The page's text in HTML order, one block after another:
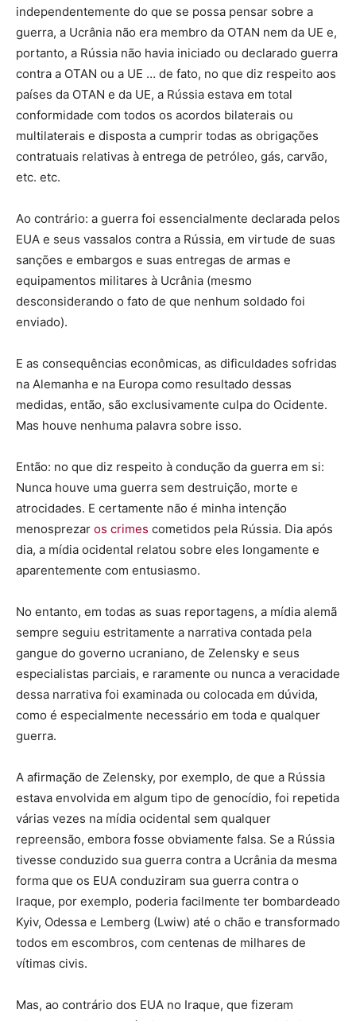
independentemente do que se possa pensar sobre a
guerra, a Ucrânia não era membro da OTAN nem da UE e,
portanto, a Rússia não havia iniciado ou declarado guerra
contra a OTAN ou a UE … de fato, no que diz respeito aos
países da OTAN e da UE, a Rússia estava em total
conformidade com todos os acordos bilaterais ou
multilaterais e disposta a cumprir todas as obrigações
contratuais relativas à entrega de petróleo, gás, carvão,
etc. etc.
Ao contrário: a guerra foi essencialmente declarada pelos
EUA e seus vassalos contra a Rússia, em virtude de suas
sanções e embargos e suas entregas de armas e
equipamentos militares à Ucrânia (mesmo
desconsiderando o fato de que nenhum soldado foi
enviado).
E as consequências econômicas, as dificuldades sofridas
na Alemanha e na Europa como resultado dessas
medidas, então, são exclusivamente culpa do Ocidente.
Mas houve nenhuma palavra sobre isso.
Então: no que diz respeito à condução da guerra em si:
Nunca houve uma guerra sem destruição, morte e
atrocidades. E certamente não é minha intenção
menosprezar os crimes cometidos pela Rússia. Dia após
dia, a mídia ocidental relatou sobre eles longamente e
aparentemente com entusiasmo.
No entanto, em todas as suas reportagens, a mídia alemã
sempre seguiu estritamente a narrativa contada pela
gangue do governo ucraniano, de Zelensky e seus
especialistas parciais, e raramente ou nunca a veracidade
dessa narrativa foi examinada ou colocada em dúvida,
como é especialmente necessário em toda e qualquer
guerra.
A afirmação de Zelensky, por exemplo, de que a Rússia
estava envolvida em algum tipo de genocídio, foi repetida
várias vezes na mídia ocidental sem qualquer
repreensão, embora fosse obviamente falsa. Se a Rússia
tivesse conduzido sua guerra contra a Ucrânia da mesma
forma que os EUA conduziram sua guerra contra o
Iraque, por exemplo, poderia facilmente ter bombardeado
Kyiv, Odessa e Lemberg (Lwiw) até o chão e transformado
todos em escombros, com centenas de milhares de
vítimas civis.
Mas, ao contrário dos EUA no Iraque, que fizeram